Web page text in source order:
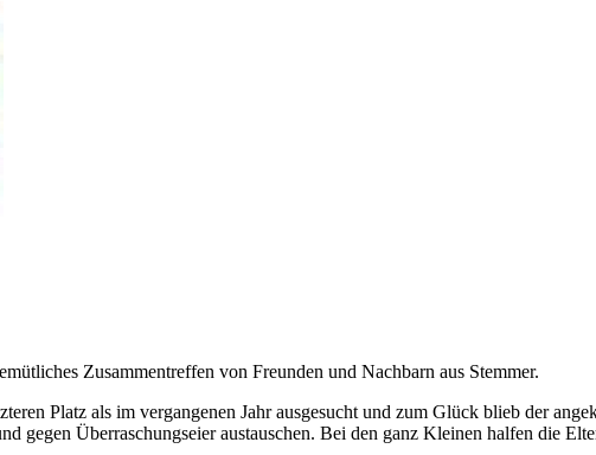
Zusammentreffen von Freunden und Nachbarn aus Stemmer.
Platz als im vergangenen Jahr ausgesucht und zum Glück blieb der
gegen Überraschungseier austauschen. Bei den ganz Kleinen halfen die